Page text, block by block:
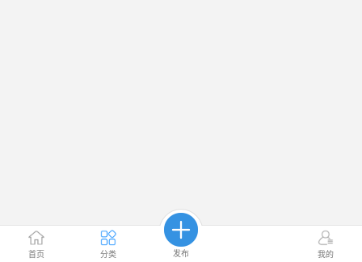
首页 分类 发布 我的